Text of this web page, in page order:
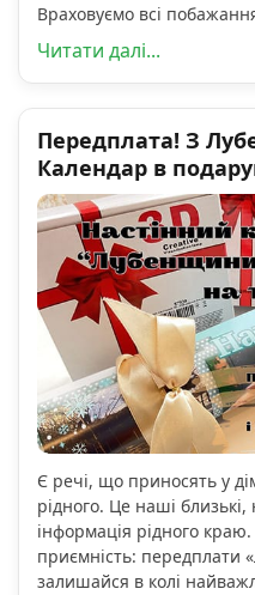
Враховуємо всі
Читати далі...
Передплата! З
Календар в
Є речі, що приносять у
рідного. Це наші
інформація рідного
приємність: передплати
залишайся в колі